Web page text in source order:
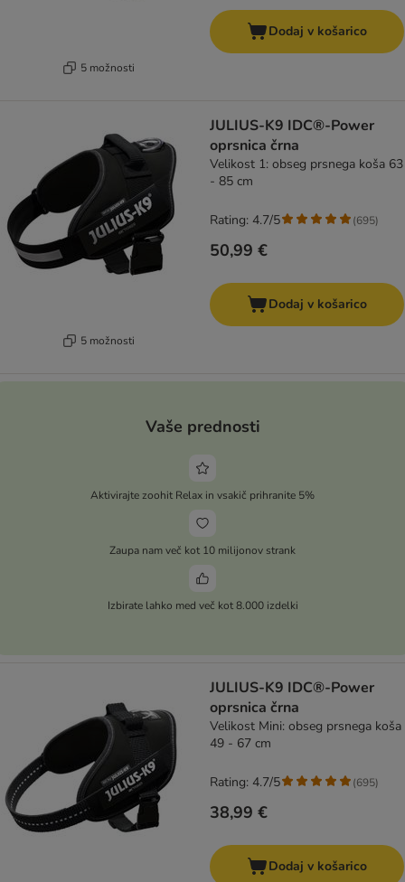
5 možnosti
Dodaj v košarico
5 možnosti
JULIUS-K9 IDC®-Power
oprsnica črna
Velikost 1: obseg prsnega koša 63
- 85 cm
50,99 €
Rating: 4.7/5 (695)
Dodaj v košarico
Vaše prednosti
Aktivirajte zoohit Relax in vsakič prihranite 5%
Zaupa nam več kot 10 milijonov strank
Izbirate lahko med več kot 8.000 izdelki
JULIUS-K9 IDC®-Power
oprsnica črna
Velikost Mini: obseg prsnega koša
49 - 67 cm
38,99 €
Rating: 4.7/5 (695)
Dodaj v košarico